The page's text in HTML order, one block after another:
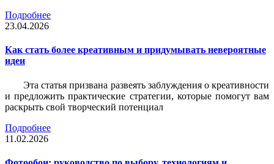
Подробнее
23.04.2026
Как стать более креативным и придумывать невероятные
идеи
Эта статья призвана развеять заблуждения о креативности
и предложить практические стратегии, которые помогут вам
раскрыть свой творческий потенциал
Подробнее
11.02.2026